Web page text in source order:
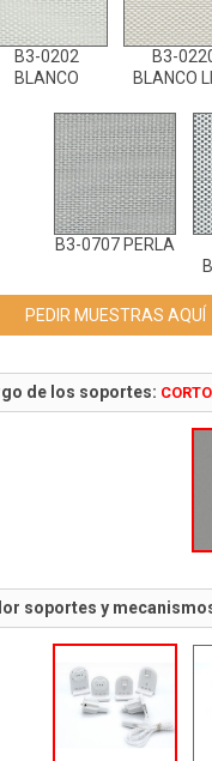
B3-0202
BLANCO
B3-
BLANCO
B3-0707 PERLA
PEDIR MUESTRAS AQUÍ
de los soportes:
soportes y